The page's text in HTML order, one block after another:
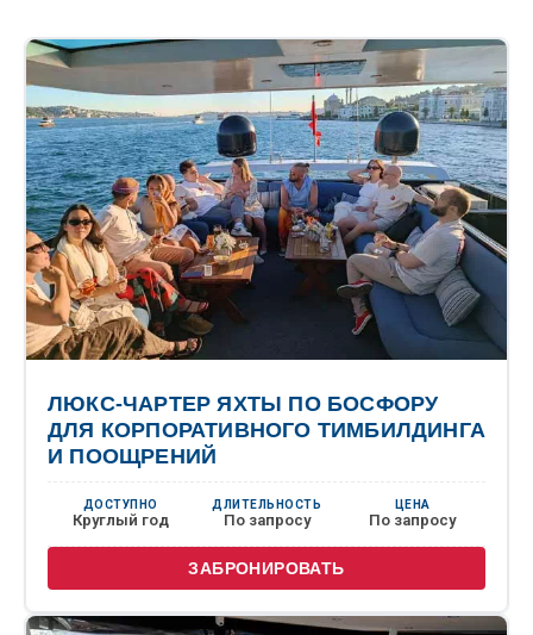
ЛЮКС-ЧАРТЕР ЯХТЫ ПО БОСФОРУ
ДЛЯ КОРПОРАТИВНОГО ТИМБИЛДИНГА
И ПООЩРЕНИЙ
ДОСТУПНО
Круглый год
ДЛИТЕЛЬНОСТЬ
По запросу
ЦЕНА
По запросу
ЗАБРОНИРОВАТЬ